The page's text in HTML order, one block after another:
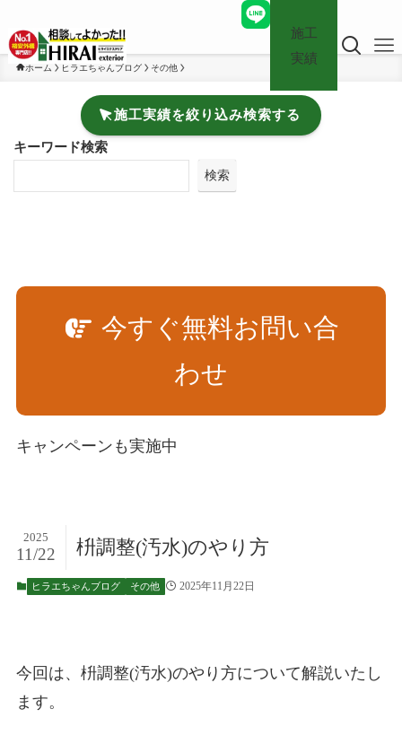
施工
実績
ホーム ヒラエちゃんブログ その他
施工実績を絞り込み検索する
キーワード検索
検索
今すぐ無料お問い合
わせ
キャンペーンも実施中
枡調整(汚水)のやり方
2025
11/22
ヒラエちゃんブログ その他 2025年11月22日
今回は、枡調整(汚水)のやり方について解説いたし
ます。